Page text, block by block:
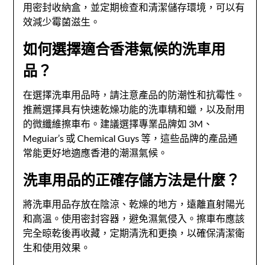
用密封收納盒，並定期檢查和清潔儲存環境，可以有
效減少霉菌滋生。
如何選擇適合香港氣候的洗車用
品？
在選擇洗車用品時，請注意產品的防潮性和抗霉性。
推薦選擇具有快速乾燥功能的洗車精和蠟，以及耐用
的微纖維擦車布。建議選擇專業品牌如 3M、
Meguiar’s 或 Chemical Guys 等，這些品牌的產品通
常能更好地適應香港的潮濕氣候。
洗車用品的正確存儲方法是什麼？
將洗車用品存放在陰涼、乾燥的地方，遠離直射陽光
和高溫。使用密封容器，避免濕氣侵入。擦車布應該
完全晾乾後再收藏，定期清洗和更換，以確保清潔衛
生和使用效果。